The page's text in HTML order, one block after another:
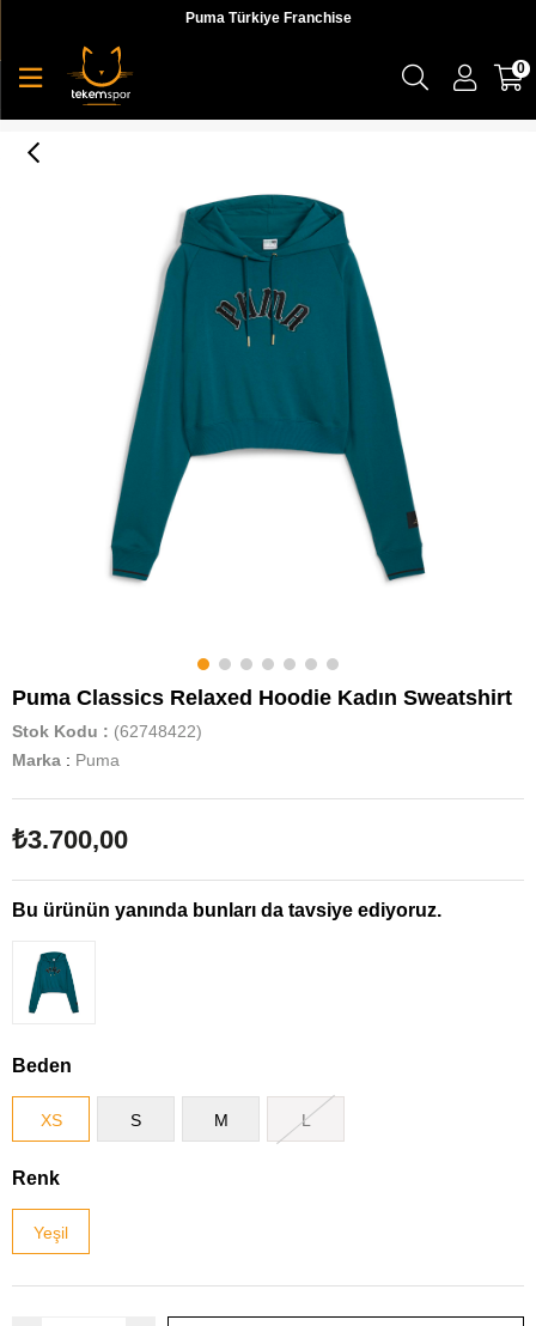
Puma Türkiye Franchise
0
Puma Classics Relaxed Hoodie Kadın Sweatshirt
Stok Kodu
(62748422)
Marka : Puma
₺3.700,00
Bu ürünün yanında bunları da tavsiye ediyoruz.
Beden
XS S M L
Renk
Yeşil